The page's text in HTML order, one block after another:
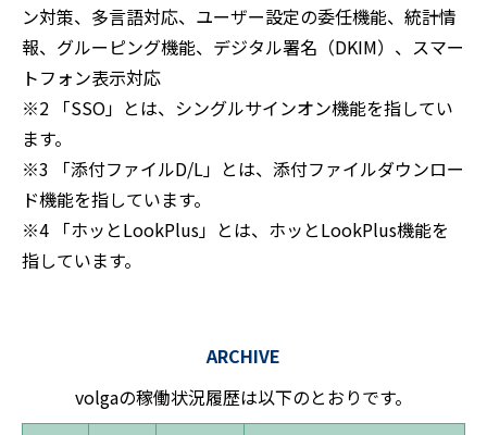
ン対策、多言語対応、ユーザー設定の委任機能、統計情
報、グルーピング機能、デジタル署名（DKIM）、スマー
トフォン表示対応
※2 「SSO」とは、シングルサインオン機能を指してい
ます。
※3 「添付ファイルD/L」とは、添付ファイルダウンロー
ド機能を指しています。
※4 「ホッとLookPlus」とは、ホッとLookPlus機能を
指しています。
ARCHIVE
volgaの稼働状況履歴は以下のとおりです。